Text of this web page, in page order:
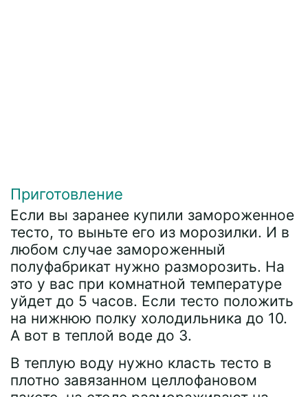
Приготовление
Если вы заранее купили замороженное
тесто, то выньте его из морозилки. И в
любом случае замороженный
полуфабрикат нужно разморозить. На
это у вас при комнатной температуре
уйдет до 5 часов. Если тесто положить
на нижнюю полку холодильника до 10.
А вот в теплой воде до 3.
В теплую воду нужно класть тесто в
плотно завязанном целлофановом